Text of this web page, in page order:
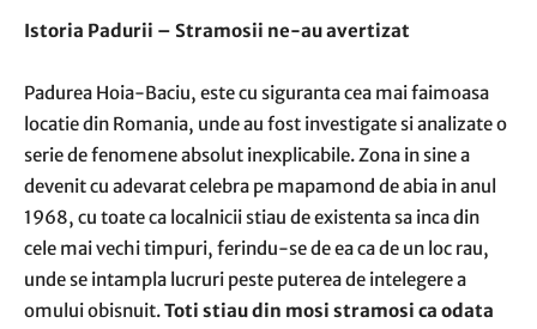
Istoria Padurii – Stramosii ne-au avertizat
Padurea Hoia-Baciu, este cu siguranta cea mai faimoasa
locatie din Romania, unde au fost investigate si analizate o
serie de fenomene absolut inexplicabile. Zona in sine a
devenit cu adevarat celebra pe mapamond de abia in anul
1968, cu toate ca localnicii stiau de existenta sa inca din
cele mai vechi timpuri, ferindu-se de ea ca de un loc rau,
unde se intampla lucruri peste puterea de intelegere a
omului obisnuit.Toti stiau din mosi stramosi ca odata